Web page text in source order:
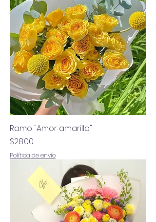
Ramo "Amor amarillo"
Precio
$28.00
Política de envío